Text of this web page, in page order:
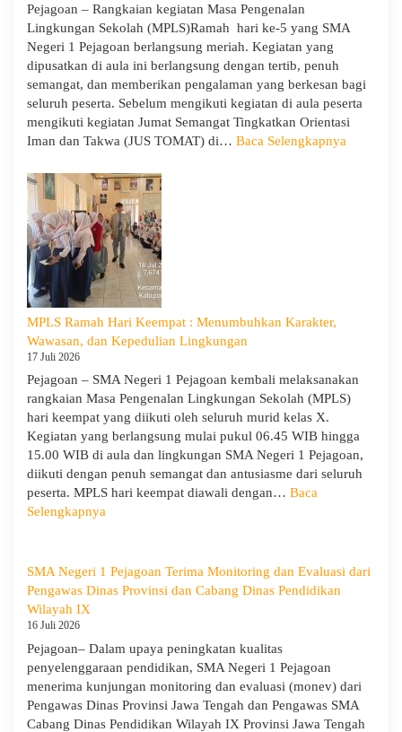
Tanamkan
Jiwa
Kepemimpinan,
Pengabdian,
dan
Kepedulian
Pejagoan – Rangkaian kegiatan Masa Pengenalan
Lingkungan Sekolah (MPLS)Ramah hari ke-5 yang SMA
Negeri 1 Pejagoan berlangsung meriah. Kegiatan yang
dipusatkan di aula ini berlangsung dengan tertib, penuh
semangat, dan memberikan pengalaman yang berkesan bagi
seluruh peserta. Sebelum mengikuti kegiatan di aula peserta
mengikuti kegiatan Jumat Semangat Tingkatkan Orientasi
Iman dan Takwa (JUS TOMAT) di… Baca Selengkapnya
MPLS Ramah Hari Keempat : Menumbuhkan Karakter,
Wawasan, dan Kepedulian Lingkungan
17 Juli 2026
Pejagoan – SMA Negeri 1 Pejagoan kembali melaksanakan
rangkaian Masa Pengenalan Lingkungan Sekolah (MPLS)
hari keempat yang diikuti oleh seluruh murid kelas X.
Kegiatan yang berlangsung mulai pukul 06.45 WIB hingga
15.00 WIB di aula dan lingkungan SMA Negeri 1 Pejagoan,
diikuti dengan penuh semangat dan antusiasme dari seluruh
peserta. MPLS hari keempat diawali dengan… Baca
Selengkapnya
Hari
Keempat
Karakter,
Wawasan,
dan
Kepedulian
Lingkungan
SMA Negeri 1 Pejagoan Terima Monitoring dan Evaluasi dari
Pengawas Dinas Provinsi dan Cabang Dinas Pendidikan
Wilayah IX
16 Juli 2026
Pejagoan– Dalam upaya peningkatan kualitas
penyelenggaraan pendidikan, SMA Negeri 1 Pejagoan
menerima kunjungan monitoring dan evaluasi (monev) dari
Pengawas Dinas Provinsi Jawa Tengah dan Pengawas SMA
Cabang Dinas Pendidikan Wilayah IX Provinsi Jawa Tengah